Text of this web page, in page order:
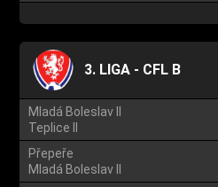
3. LIGA - CFL B
Mladá Boleslav II
Teplice II
Přepeře
Mladá Boleslav II